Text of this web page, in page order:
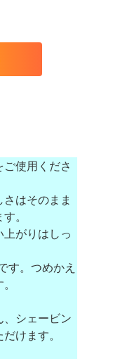
使用くださ
はそのまま
。
上がりはしっ
す。つめかえ
、シェービン
けます。